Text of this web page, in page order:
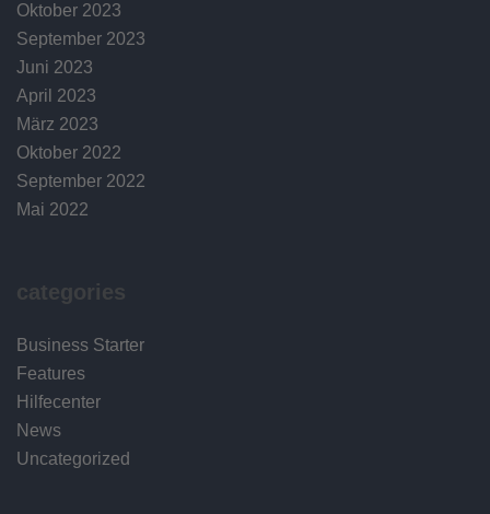
Oktober 2023
September 2023
Juni 2023
April 2023
März 2023
Oktober 2022
September 2022
Mai 2022
categories
Business Starter
Features
Hilfecenter
News
Uncategorized